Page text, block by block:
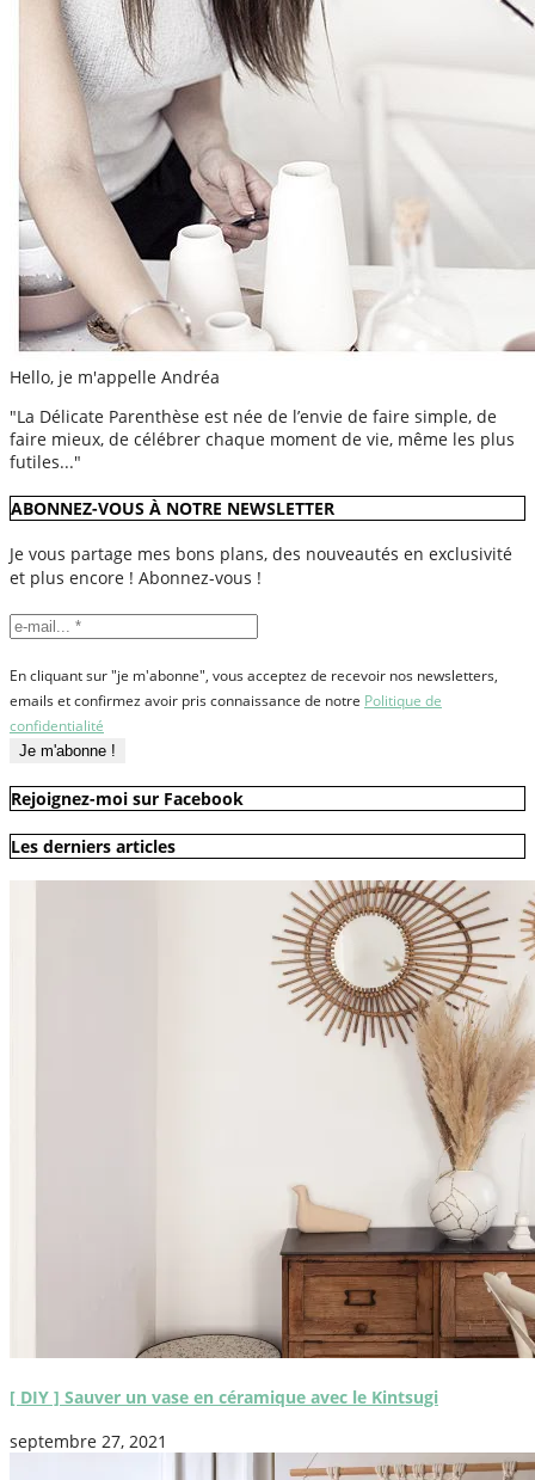
Hello, je m'appelle Andréa
"La Délicate Parenthèse est née de l’envie de faire simple, de
faire mieux, de célébrer chaque moment de vie, même les plus
futiles..."
ABONNEZ-VOUS À NOTRE NEWSLETTER
Je vous partage mes bons plans, des nouveautés en exclusivité
et plus encore ! Abonnez-vous !
En cliquant sur "je m'abonne", vous acceptez de recevoir nos newsletters,
emails et confirmez avoir pris connaissance de notre Politique de
confidentialité
Rejoignez-moi sur Facebook
Les derniers articles
[ DIY ] Sauver un vase en céramique avec le Kintsugi
septembre 27, 2021